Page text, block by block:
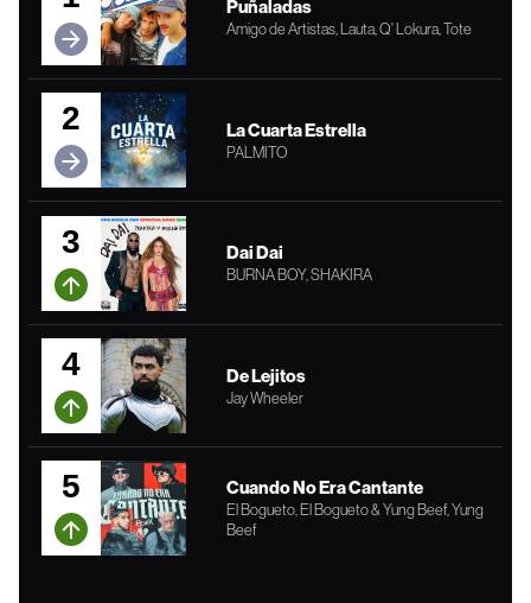
Puñaladas
Amigo de Artistas, Lauta, Q' Lokura, Tote
2 La Cuarta Estrella
PALMITO
3 Dai Dai
BURNA BOY, SHAKIRA
4 De Lejitos
Jay Wheeler
5 Cuando No Era Cantante
El Bogueto, El Bogueto & Yung Beef, Yung
Beef